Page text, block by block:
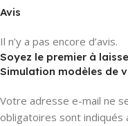
Avis
Il n’y a pas encore d’avis.
Soyez le premier à
Simulation modèles de
Votre adresse e-mail ne
obligatoires sont indiqués